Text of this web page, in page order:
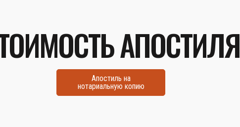
АПОСТИЛЯ
Апостиль на
нотариальную копию